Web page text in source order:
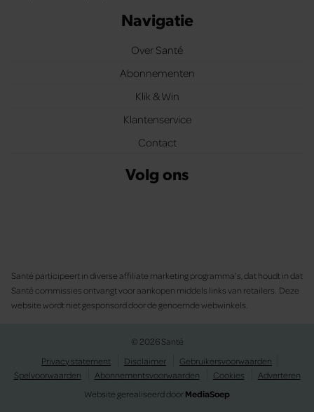
Navigatie
Over Santé
Abonnementen
Klik & Win
Klantenservice
Contact
Volg ons
Santé participeert in diverse affiliate marketing programma’s, dat houdt in dat
Santé commissies ontvangt voor aankopen middels links van retailers. Deze
website wordt niet gesponsord door de genoemde webwinkels.
© 2026 Santé
Privacy statement
Disclaimer
Gebruikersvoorwaarden
Spelvoorwaarden
Abonnementsvoorwaarden Cookies
Adverteren
Website gerealiseerd doorMediaSoep